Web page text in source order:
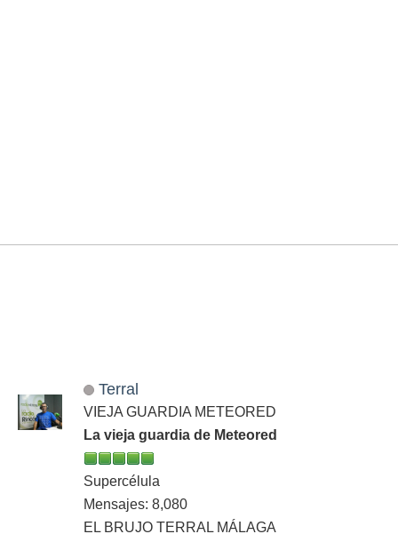
Terral
VIEJA GUARDIA METEORED
La vieja guardia de Meteored
Supercélula
Mensajes: 8,080
EL BRUJO TERRAL MÁLAGA